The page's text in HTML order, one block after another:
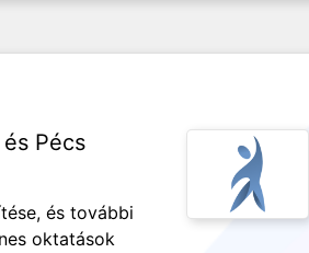
Pécs
és további
oktatások